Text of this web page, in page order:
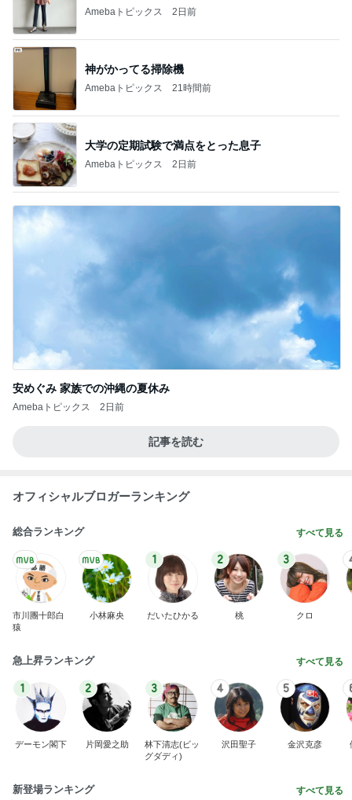
Amebaトピックス 2日前
神がかってる掃除機
Amebaトピックス 21時間前
大学の定期試験で満点をとった息子
Amebaトピックス 2日前
安めぐみ 家族での沖縄の夏休み
Amebaトピックス 2日前
記事を読む
オフィシャルブロガーランキング
総合ランキング すべて見る
市川團十郎白
猿
小林麻央
1
だいたひかる
2
桃
3
クロ
急上昇ランキング すべて見る
1
デーモン閣下
2
片岡愛之助
3
林下清志(ビッ
グダディ)
4
沢田聖子
5
金沢克彦
新登場ランキング すべて見る